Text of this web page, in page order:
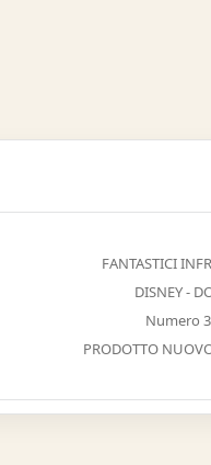
FANTASTICI
DISNEY -
Numero
PRODOTTO